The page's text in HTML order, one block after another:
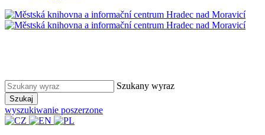
Szukany wyraz
Szukaj
wyszukiwanie poszerzone